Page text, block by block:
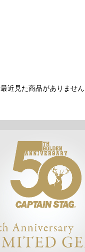
最近見た商品がありません